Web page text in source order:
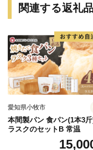
つては三代将軍徳川家
基準をクリアしたも
一つに数えられてい
る環境の中、手作り
り、職人たちが住む
「しずむ夕日が立ち止
しい夕日を活かした
関連する返礼
愛知県小牧市
本間製パン 食パン(1本3
ラスクのセットB 常温